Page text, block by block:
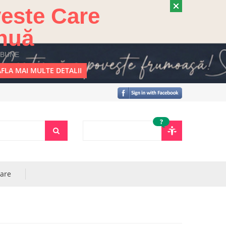
Care
MAI MULTE DETALII
?